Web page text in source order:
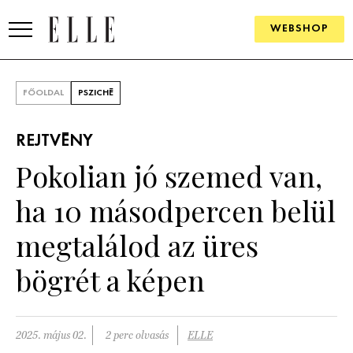
WEBSHOP
SZÉPSÉG
PSZICHÉ
PÁRKAPCSOLAT
FŐOLDAL PSZICHÉ
REJTVÉNY
Pokolian jó szemed van,
ha 10 másodpercen belül
megtalálod az üres
bögrét a képen
2025. május 02. 2 perc olvasás ELLE